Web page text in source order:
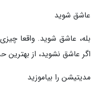
عاشق شوید
بله، عاشق شوید. واقعا
اگر عاشق نشوید، از
مدیتیشن را بیاموزید